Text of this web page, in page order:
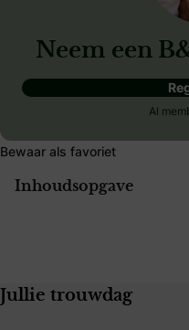
Neem een
Al
Bewaar als favoriet
Inhoudsopgave
Jullie trouwdag